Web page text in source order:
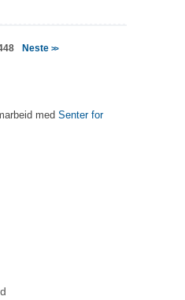
Neste >>
med Senter for